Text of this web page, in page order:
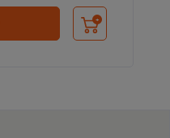
Ajouter au panier